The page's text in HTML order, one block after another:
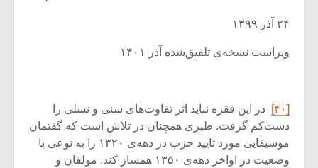
۲۴ آذر ۱۳۹۹
ویراست نسخه‌ی تلفیق‌شده آذر ۱۴۰۱
[۴۰]
در این فقره نباید اثر تفاوت‌های سنی و نسلی را
دست‌کم گرفت. طبری همچنان در تلاش است که گفتمان
موسیقایی مورد تایید حزب در دهه‌ی ۱۳۲۰ را به نوعی با
وضعیت در اواخر دهه‌ی ۱۳۵۰ همساز کند. مولفان و